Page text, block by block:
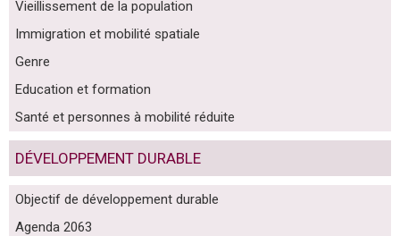
Vieillissement de la population
Immigration et mobilité spatiale
Genre
Education et formation
Santé et personnes à mobilité réduite
DÉVELOPPEMENT DURABLE
Objectif de développement durable
Agenda 2063